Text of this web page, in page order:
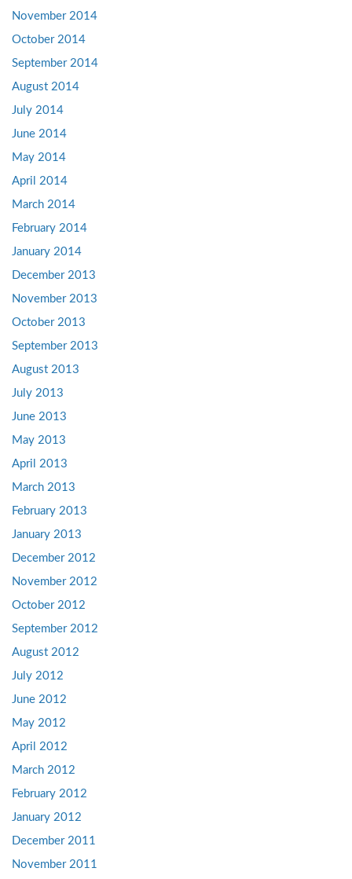
November 2014
October 2014
September 2014
August 2014
July 2014
June 2014
May 2014
April 2014
March 2014
February 2014
January 2014
December 2013
November 2013
October 2013
September 2013
August 2013
July 2013
June 2013
May 2013
April 2013
March 2013
February 2013
January 2013
December 2012
November 2012
October 2012
September 2012
August 2012
July 2012
June 2012
May 2012
April 2012
March 2012
February 2012
January 2012
December 2011
November 2011